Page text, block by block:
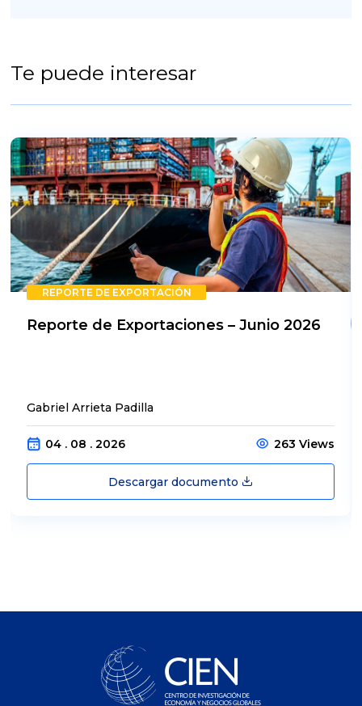
Te puede interesar
REPORTE DE EXPORTACIÓN
Reporte de Exportaciones – Junio 2026
Gabriel Arrieta Padilla
04 . 08 . 2026 263 Views
Descargar documento